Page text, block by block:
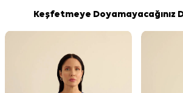
Keşfetmeye Doyamayacağınız